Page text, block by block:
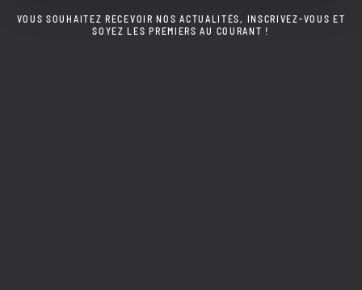
VOUS SOUHAITEZ RECEVOIR NOS ACTUALITÉS, INSCRIVEZ-VOUS ET
SOYEZ LES PREMIERS AU COURANT !